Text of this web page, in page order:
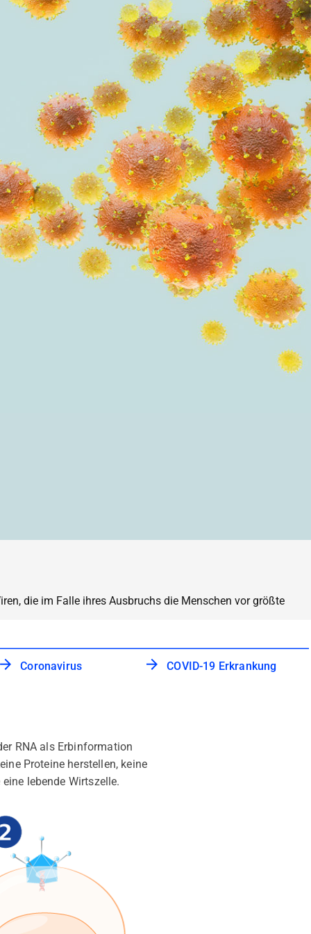
die im Falle ihres Ausbruchs die Menschen vor größte
Coronavirus COVID-19 Erkrankung
RNA als Erbinformation
Proteine herstellen, keine
lebende Wirtszelle.